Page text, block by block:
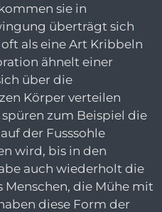
sie in
überträgt sich
als eine Art Kribbeln
ähnelt einer
über die
Körper verteilen
zum Beispiel die
der Fusssohle
wird, bis in den
auch wiederholt die
Menschen, die Mühe mit
diese Form der